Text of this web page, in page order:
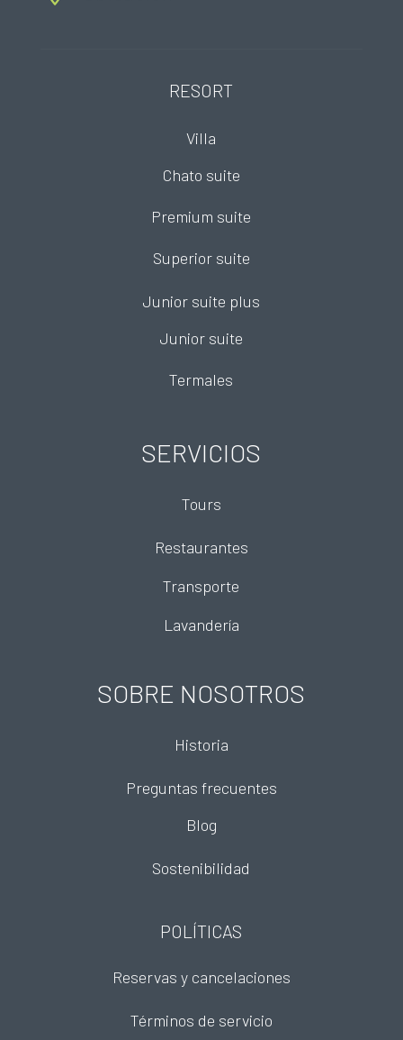
RESORT
Villa
Chato suite
Premium suite
Superior suite
Junior suite plus
Junior suite
Termales
SERVICIOS
Tours
Restaurantes
Transporte
Lavandería
SOBRE NOSOTROS
Historia
Preguntas frecuentes
Blog
Sostenibilidad
POLÍTICAS
Reservas y cancelaciones
Términos de servicio